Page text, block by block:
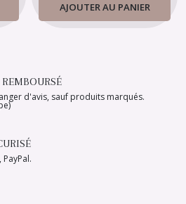
AJOUTER AU PANIER
d'avis, sauf produits marqués.